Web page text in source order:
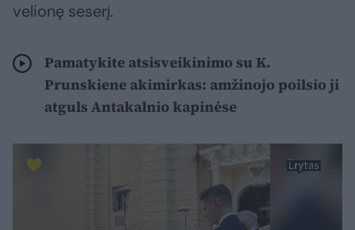
velionę seserį.
Pamatykite atsisveikinimo su K.
Prunskiene akimirkas: amžinojo poilsio ji
atguls Antakalnio kapinėse